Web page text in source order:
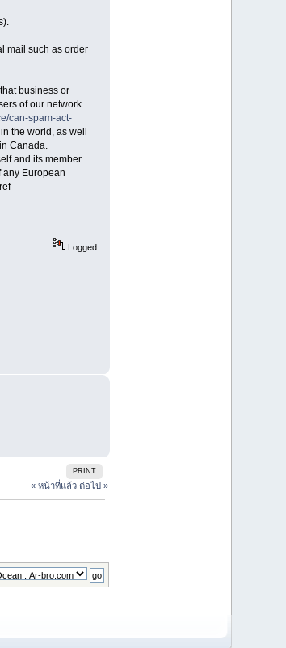
mail such as order
business or
of our network
can-spam-act-
the world, as well
Canada.
and its member
any European
Logged
PRINT
« หน้าที่แล้ว ต่อไป »